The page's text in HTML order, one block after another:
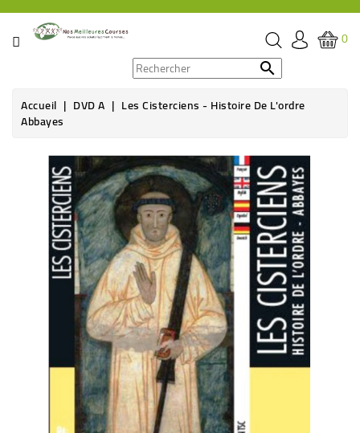
CATÉGORIE
ÉPICERIE
BOISSON
HYGIÈNE
CULTUREL
0

Accueil DVD A Les Cisterciens - Histoire De L'ordre
Abbayes